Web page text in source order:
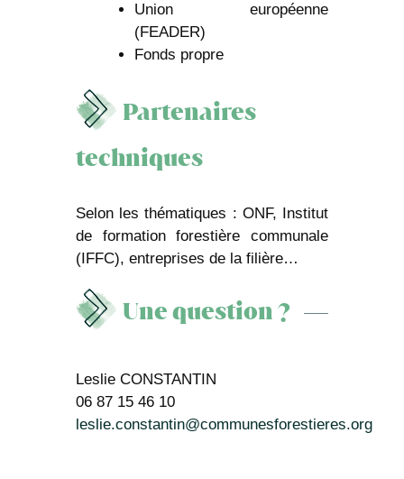
Union européenne
(FEADER)
Fonds propre
Partenaires
techniques
Selon les thématiques : ONF, Institut
de formation forestière communale
(IFFC), entreprises de la filière…
Une question ?
Leslie CONSTANTIN
06 87 15 46 10
leslie.constantin@communesforestieres.org